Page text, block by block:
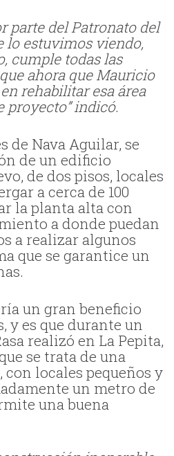
parte del Patronato del
lo estuvimos viendo,
cumple todas las
ahora que Mauricio
rehabilitar esa área
proyecto” indicó.
de Nava Aguilar, se
de un edificio
de dos pisos, locales
a cerca de 100
la planta alta con
a donde puedan
a realizar algunos
que se garantice un
un gran beneficio
y es que durante un
realizó en La Pepita,
se trata de una
locales pequeños y
un metro de
una buena